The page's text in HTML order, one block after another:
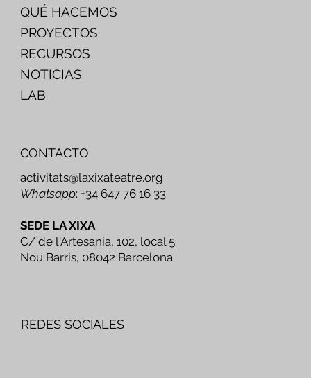
QUÉ HACEMOS
PROYECTOS
RECURSOS
NOTICIAS
LAB
CONTACTO
activitats@laxixateatre.org
Whatsapp: +34 647 76 16 33
SEDE LA XIXA
C/ de l'Artesania, 102, local 5
Nou Barris, 08042 Barcelona
REDES SOCIALES